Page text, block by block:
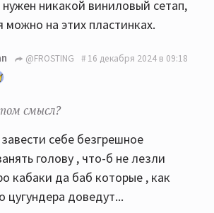
нужен никакой виниловый сетап,
можно на этих пластинках.
@FROSTING 16 декабря 2024 в 09:18
смысл?
себе безгрешное
голову , что-б не лезли
кабаки да баб которые , как
цугундера доведут...